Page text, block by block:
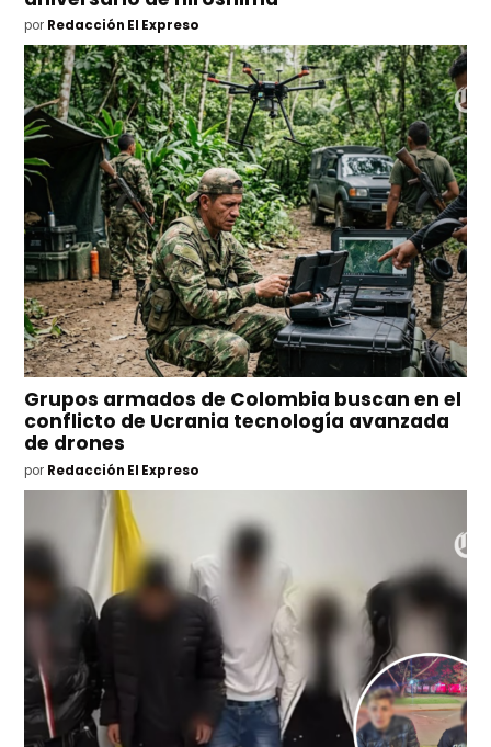
por Redacción El Expreso
Grupos armados de Colombia buscan en el
conflicto de Ucrania tecnología avanzada
de drones
por Redacción El Expreso